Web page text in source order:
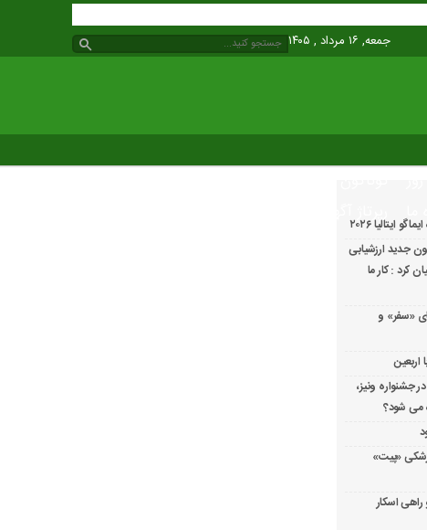
جمعه, ۱۶ مرداد , ۱۴۰۵
ما
۲۰۲۶
جدید ارزشیابی
کرد : کار ما
«سفر» و
اربعین
جشنواره ونیز،
می شود؟
سریال پزشکی «پیت»
اسکار